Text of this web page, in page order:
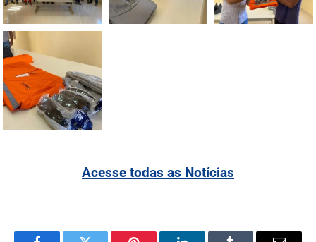
Acesse todas as Notícias